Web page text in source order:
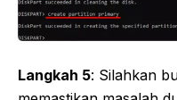
Langkah 5: Silahkan